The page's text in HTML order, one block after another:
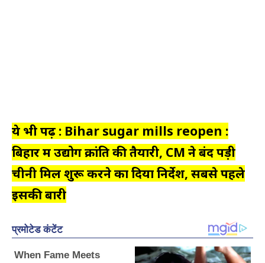
ये भी पढ़ें : Bihar sugar mills reopen :
बिहार में उद्योग क्रांति की तैयारी, CM ने बंद पड़ी
चीनी मिलें शुरू करने का दिया निर्देश, सबसे पहले
इसकी बारी